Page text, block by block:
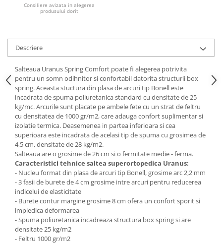
Mese gradinita
Set mese si scaune gradinita
Mobilier copii
Mobila camera copii
Scaune birou pentru copii
Saltele patuturi copii
Paturi copii
Masa si scaune gradinita
Seturi comode living si dormitor
Consiliere avizata in alegerea
produsului dorit
Descriere
Salteaua Uranus Spring Comfort poate fi alegerea potrivita
pentru un somn odihnitor si confortabil datorita structurii box
spring. Aceasta stuctura din plasa de arcuri tip Bonell este
incadrata de spuma poliuretanica standard cu densitate de 25
kg/mc. Arcurile sunt placate pe ambele fete cu un strat de feltru
cu densitatea de 1000 gr/m2, care adauga confort suplimentar si
izolatie termica. Deasemenea in partea inferioara si cea
superioara este incadrata de acelasi tip de spuma cu grosimea de
4,5 cm, densitate de 28 kg/m2.
Salteaua are o grosime de 26 cm si o fermitate medie - ferma.
Caracteristici tehnice saltea superortopedica Uranus:
- Nucleu format din plasa de arcuri tip Bonell, grosime arc 2,2 mm
- 3 fasii de burete de 4 cm grosime intre arcuri pentru reducerea
indicelui de elasticitate
- Burete contur margine grosime 8 cm ofera un confort sporit si
impiedica deformarea
- Spuma poliuretanica incadreaza structura box spring si are
densitate 25 kg/m2
- Feltru 1000 gr/m2